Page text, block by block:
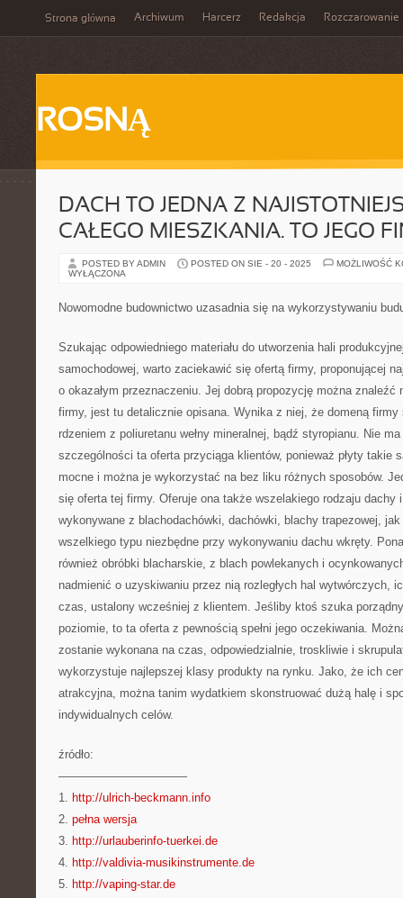
Strona główna Archiwum Harcerz Redakcja Rozczarowanie
ROSNĄ
DACH TO JEDNA Z
CAŁEGO MIESZKANIA. TO JEGO
POSTED BY ADMIN POSTED ON SIE - 20 - 2025
MOŻLIWOŚĆ
WYŁĄCZONA
Nowomodne budownictwo uzasadnia się na wykorzystywaniu
Szukając odpowiedniego materiału do utworzenia hali
samochodowej, warto zaciekawić się ofertą firmy, proponującej
o okazałym przeznaczeniu. Jej dobrą propozycję można znaleźć
firmy, jest tu detalicznie opisana. Wynika z niej, że domeną firmy
rdzeniem z poliuretanu wełny mineralnej, bądź styropianu. Nie
szczególności ta oferta przyciąga klientów, ponieważ płyty takie
mocne i można je wykorzystać na bez liku różnych sposobów.
się oferta tej firmy. Oferuje ona także wszelakiego rodzaju dachy
wykonywane z blachodachówki, dachówki, blachy trapezowej,
wszelkiego typu niezbędne przy wykonywaniu dachu wkręty.
również obróbki blacharskie, z blach powlekanych i
nadmienić o uzyskiwaniu przez nią rozległych hal wytwórczych,
czas, ustalony wcześniej z klientem. Jeśliby ktoś szuka
poziomie, to ta oferta z pewnością spełni jego oczekiwania.
zostanie wykonana na czas, odpowiedzialnie, troskliwie i
wykorzystuje najlepszej klasy produkty na rynku. Jako, że ich
atrakcyjna, można tanim wydatkiem skonstruować dużą halę i
indywidualnych celów.
źródło:
———————————
1. http://ulrich-beckmann.info
2. pełna wersja
3. http://urlauberinfo-tuerkei.de
4. http://valdivia-musikinstrumente.de
5. http://vaping-star.de